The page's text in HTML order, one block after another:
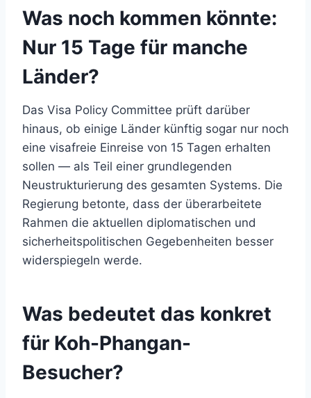
Was noch kommen könnte:
Nur 15 Tage für manche
Länder?
Das Visa Policy Committee prüft darüber
hinaus, ob einige Länder künftig sogar nur noch
eine visafreie Einreise von 15 Tagen erhalten
sollen — als Teil einer grundlegenden
Neustrukturierung des gesamten Systems. Die
Regierung betonte, dass der überarbeitete
Rahmen die aktuellen diplomatischen und
sicherheitspolitischen Gegebenheiten besser
widerspiegeln werde.
Was bedeutet das konkret
für Koh-Phangan-
Besucher?